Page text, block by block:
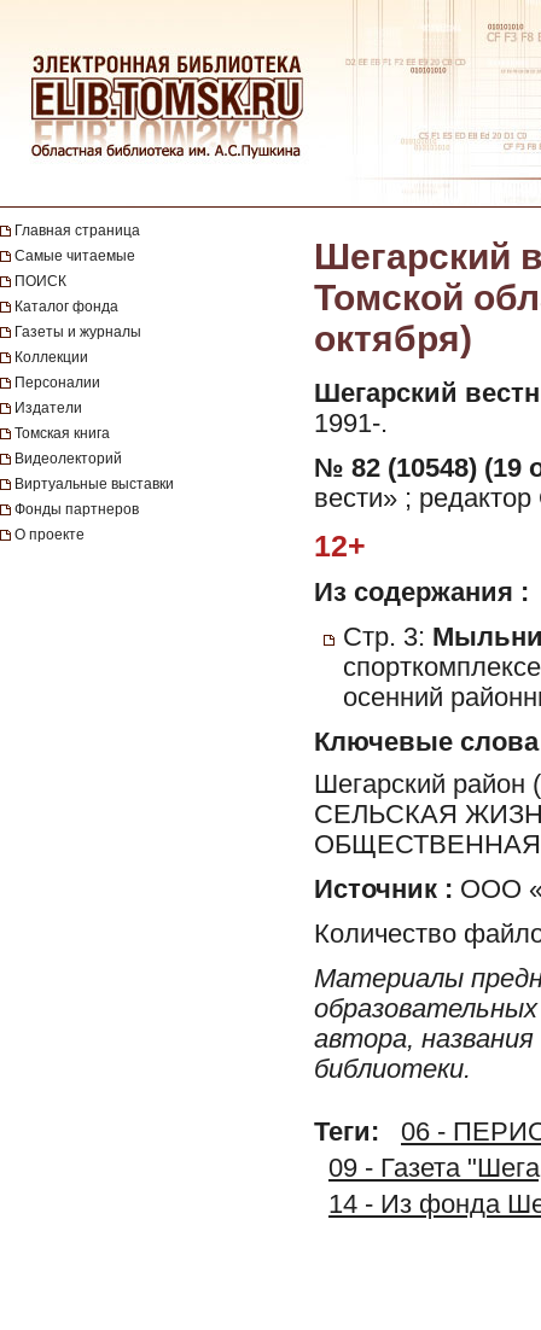
Главная страница
Самые читаемые
ПОИСК
Каталог фонда
Газеты и журналы
Коллекции
Персоналии
Издатели
Томская книга
Видеолекторий
Виртуальные выставки
Фонды партнеров
О проекте
Шегарский
Томской
октября)
Шегарский
1991-.
№ 82 (10548) (19
вести» ;
12+
Из содержания :
Стр. 3:
осенний
Ключевые слова
Шегарский
СЕЛЬСКАЯ
Источник : ООО
Количество
Материалы
автора,
библиотеки.
Теги:
06 -
09 - Газета
14 - Из фонда